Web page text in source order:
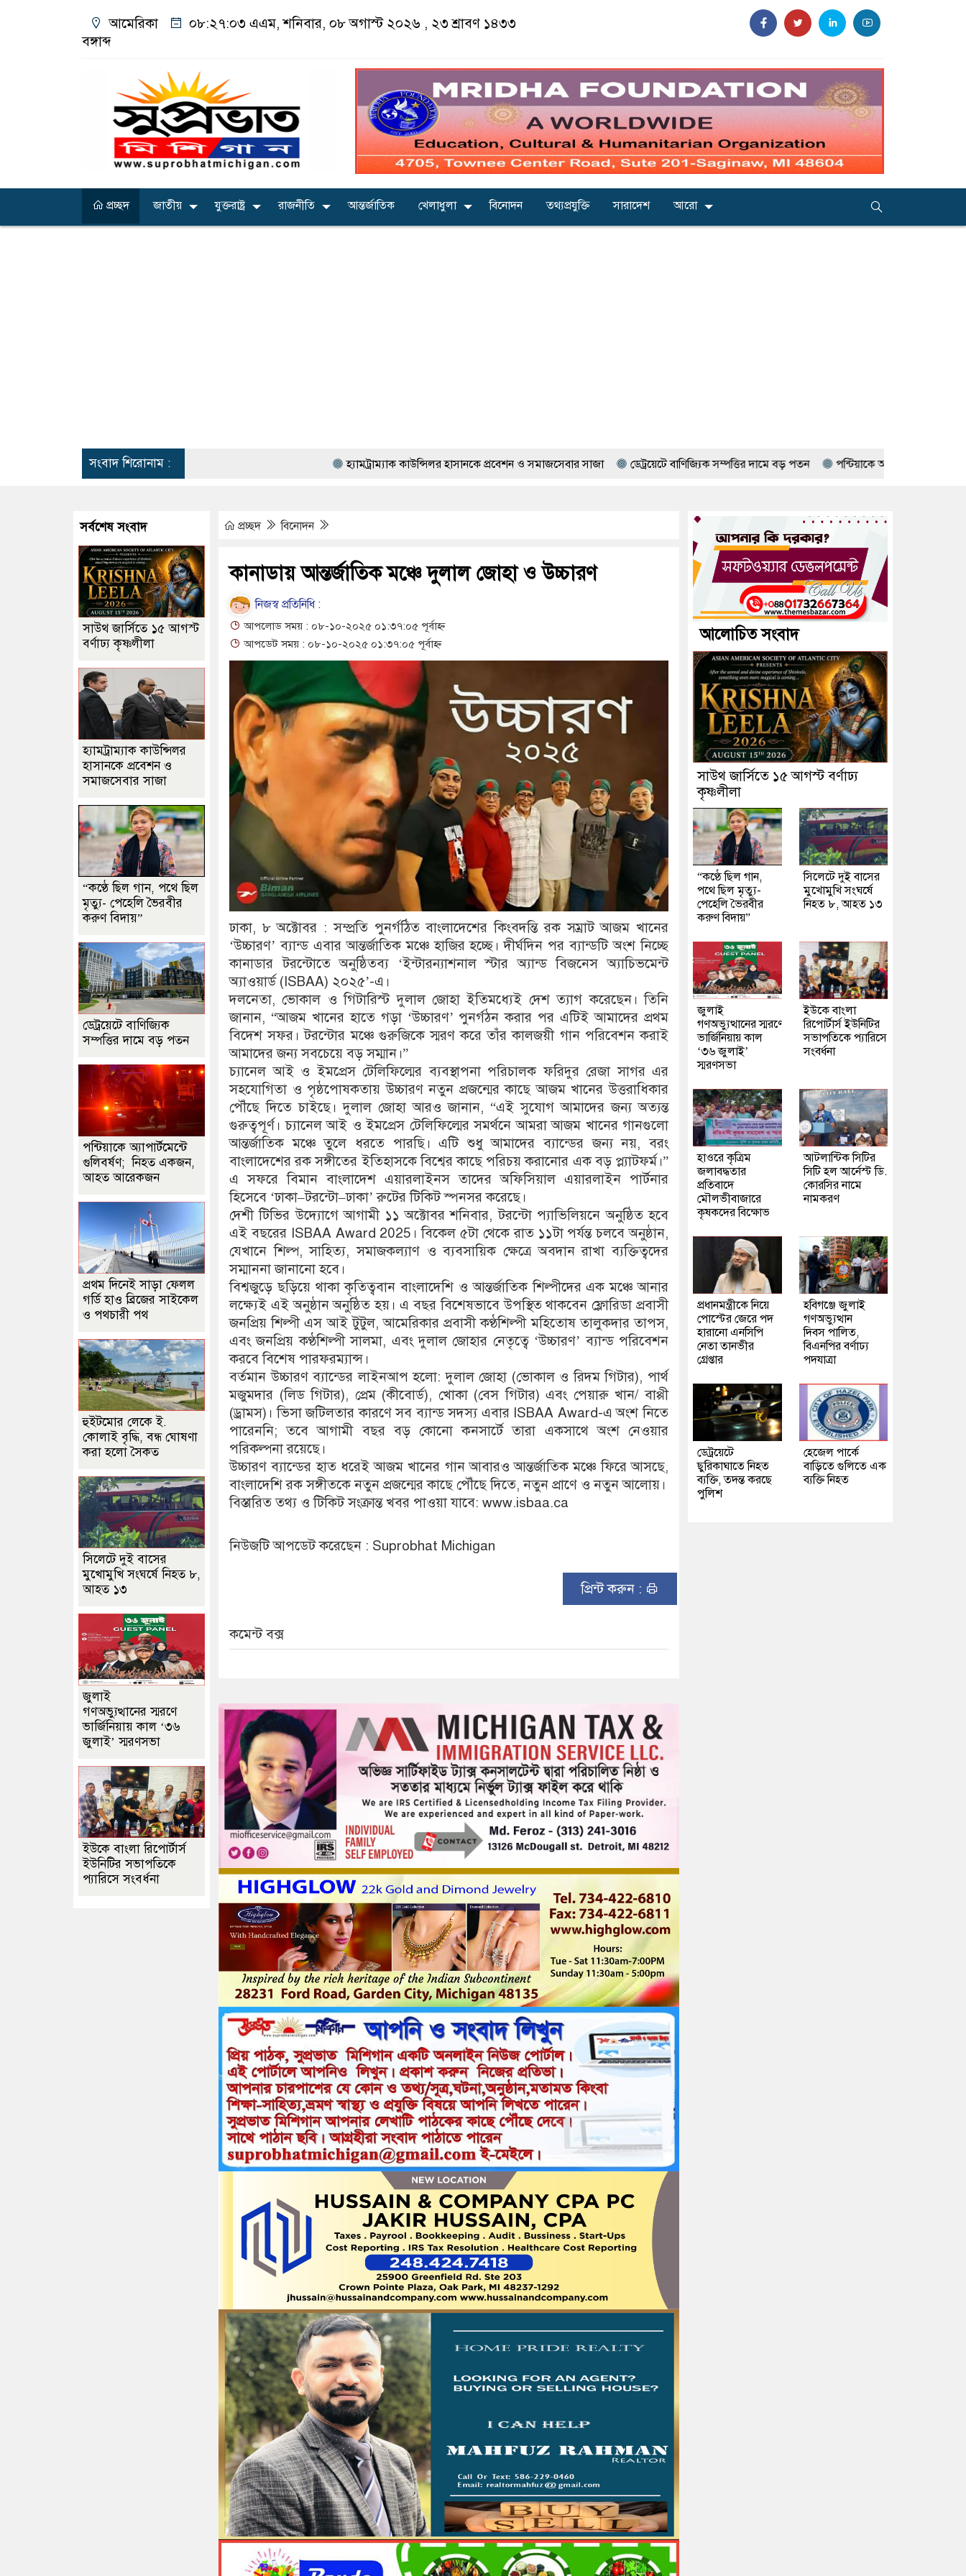
আমেরিকা ০৮:২৭:০৪ এএম, শনিবার, ০৮ অগাস্ট ২০২৬ , ২৩ শ্রাবণ ১৪৩৩
বঙ্গাব্দ
প্রচ্ছদ জাতীয় যুক্তরাষ্ট্র রাজনীতি আন্তর্জাতিক খেলাধুলা বিনোদন তথ্যপ্রযুক্তি সারাদেশ আরো
সংবাদ শিরোনাম : হ্যামট্রাম্যাক কাউন্সিলর হাসানকে প্রবেশন ও সমাজসেবার সাজা ডেট্রয়েটে বাণিজ্যিক সম্পত্তির দামে বড় পতন পন্টিয়াকে অ্যাপার্টমেন্টে গুলিবর্ষণ; নিহত
প্রচ্ছদ বিনোদন
কানাডায় আন্তর্জাতিক মঞ্চে দুলাল জোহা ও উচ্চারণ
নিজস্ব প্রতিনিধি :
আপলোড সময় : ০৮-১০-২০২৫ ০১:৩৭:০৫ পূর্বাহ্ন
আপডেট সময় : ০৮-১০-২০২৫ ০১:৩৭:০৫ পূর্বাহ্ন
ঢাকা, ৮ অক্টোবর : সম্প্রতি পুনর্গঠিত বাংলাদেশের কিংবদন্তি রক সম্রাট আজম খানের
‘উচ্চারণ’ ব্যান্ড এবার আন্তর্জাতিক মঞ্চে হাজির হচ্ছে। দীর্ঘদিন পর ব্যান্ডটি অংশ নিচ্ছে
কানাডার টরন্টোতে অনুষ্ঠিতব্য ‘ইন্টারন্যাশনাল স্টার অ্যান্ড বিজনেস অ্যাচিভমেন্ট
অ্যাওয়ার্ড (ISBAA) ২০২৫’-এ।
দলনেতা, ভোকাল ও গিটারিস্ট দুলাল জোহা ইতিমধ্যেই দেশ ত্যাগ করেছেন। তিনি
জানান, “আজম খানের হাতে গড়া ‘উচ্চারণ’ পুনর্গঠন করার পর এটিই আমাদের প্রথম
বিদেশ সফর। টরন্টোর মঞ্চে গুরুজিকে স্মরণ করে তাঁর কালজয়ী গান পরিবেশন করাই
আমাদের জন্য সবচেয়ে বড় সম্মান।”
চ্যানেল আই ও ইমপ্রেস টেলিফিল্মের ব্যবস্থাপনা পরিচালক ফরিদুর রেজা সাগর এর
সহযোগিতা ও পৃষ্ঠপোষকতায় উচ্চারণ নতুন প্রজন্মের কাছে আজম খানের উত্তরাধিকার
পৌঁছে দিতে চাইছে। দুলাল জোহা আরও জানান, “এই সুযোগ আমাদের জন্য অত্যন্ত
গুরুত্বপূর্ণ। চ্যানেল আই ও ইমপ্রেস টেলিফিল্মের সমর্থনে আমরা আজম খানের গানগুলো
আন্তর্জাতিক মঞ্চে তুলে ধরতে পারছি। এটি শুধু আমাদের ব্যান্ডের জন্য নয়, বরং
বাংলাদেশের রক সঙ্গীতের ইতিহাসকে বিশ্বের কাছে পরিচয় করানোর এক বড় প্ল্যাটফর্ম।”
এ সফরে বিমান বাংলাদেশ এয়ারলাইনস তাদের অফিসিয়াল এয়ারলাইন পার্টনার
হিসেবে ‘ঢাকা–টরন্টো–ঢাকা’ রুটের টিকিট স্পনসর করেছে।
দেশী টিভির উদ্যোগে আগামী ১১ অক্টোবর শনিবার, টরন্টো প্যাভিলিয়নে অনুষ্ঠিত হবে
এই বছরের ISBAA Award 2025। বিকেল ৫টা থেকে রাত ১১টা পর্যন্ত চলবে অনুষ্ঠান,
যেখানে শিল্প, সাহিত্য, সমাজকল্যাণ ও ব্যবসায়িক ক্ষেত্রে অবদান রাখা ব্যক্তিত্বদের
সম্মাননা জানানো হবে।
বিশ্বজুড়ে ছড়িয়ে থাকা কৃতিত্ববান বাংলাদেশি ও আন্তর্জাতিক শিল্পীদের এক মঞ্চে আনার
লক্ষ্যেই এই অনুষ্ঠান অনুষ্ঠিত হয়। এ বছর বিশেষভাবে উপস্থিত থাকবেন ফ্লোরিডা প্রবাসী
জনপ্রিয় শিল্পী এস আই টুটুল, আমেরিকার প্রবাসী কণ্ঠশিল্পী মহিতোষ তালুকদার তাপস,
এবং জনপ্রিয় কণ্ঠশিল্পী সালমা, এবং দুলাল জোহার নেতৃত্বে ‘উচ্চারণ’ ব্যান্ড পরিবেশন
করবে বিশেষ পারফরম্যান্স।
বর্তমান উচ্চারণ ব্যান্ডের লাইনআপ হলো: দুলাল জোহা (ভোকাল ও রিদম গিটার), পার্থ
মজুমদার (লিড গিটার), প্রেম (কীবোর্ড), খোকা (বেস গিটার) এবং পেয়ারু খান/ বাপ্পী
(ড্রামস)। ভিসা জটিলতার কারণে সব ব্যান্ড সদস্য এবার ISBAA Award-এ অংশ নিতে
পারেননি; তবে আগামী বছর বড় কোনো কনসার্টে তারা একসাথে অংশ নেওয়ার
পরিকল্পনা রয়েছে।
উচ্চারণ ব্যান্ডের হাত ধরেই আজম খানের গান আবারও আন্তর্জাতিক মঞ্চে ফিরে আসছে,
বাংলাদেশি রক সঙ্গীতকে নতুন প্রজন্মের কাছে পৌঁছে দিতে, নতুন প্রাণে ও নতুন আলোয়।
বিস্তারিত তথ্য ও টিকিট সংক্রান্ত খবর পাওয়া যাবে: www.isbaa.ca
নিউজটি আপডেট করেছেন : Suprobhat Michigan
প্রিন্ট করুন :
কমেন্ট বক্স
সর্বশেষ সংবাদ
সাউথ জার্সিতে ১৫ আগস্ট
বর্ণাঢ্য কৃষ্ণলীলা
হ্যামট্রাম্যাক কাউন্সিলর
হাসানকে প্রবেশন ও
সমাজসেবার সাজা
“কণ্ঠে ছিল গান, পথে ছিল
মৃত্যু- পেহেলি ভৈরবীর
করুণ বিদায়”
ডেট্রয়েটে বাণিজ্যিক
সম্পত্তির দামে বড় পতন
পন্টিয়াকে অ্যাপার্টমেন্টে
গুলিবর্ষণ; নিহত একজন,
আহত আরেকজন
প্রথম দিনেই সাড়া ফেলল
গর্ডি হাও ব্রিজের সাইকেল
ও পথচারী পথ
হুইটমোর লেকে ই.
কোলাই বৃদ্ধি, বন্ধ ঘোষণা
করা হলো সৈকত
সিলেটে দুই বাসের
মুখোমুখি সংঘর্ষে নিহত ৮,
আহত ১৩
জুলাই
গণঅভ্যুত্থানের স্মরণে
ভার্জিনিয়ায় কাল ‘৩৬
জুলাই’ স্মরণসভা
ইউকে বাংলা রিপোর্টার্স
ইউনিটির সভাপতিকে
প্যারিসে সংবর্ধনা
আলোচিত সংবাদ
সাউথ জার্সিতে ১৫ আগস্ট বর্ণাঢ্য
কৃষ্ণলীলা
“কণ্ঠে ছিল গান,
পথে ছিল মৃত্যু-
পেহেলি ভৈরবীর
করুণ বিদায়”
সিলেটে দুই বাসের
মুখোমুখি সংঘর্ষে
নিহত ৮, আহত ১৩
জুলাই
গণঅভ্যুত্থানের স্মরণে
ভার্জিনিয়ায় কাল
‘৩৬ জুলাই’
স্মরণসভা
ইউকে বাংলা
রিপোর্টার্স ইউনিটির
সভাপতিকে প্যারিসে
সংবর্ধনা
হাওরে কৃত্রিম
জলাবদ্ধতার
প্রতিবাদে
মৌলভীবাজারে
কৃষকদের বিক্ষোভ
আটলান্টিক সিটির
সিটি হল আর্নেস্ট ডি.
কোরসির নামে
নামকরণ
প্রধানমন্ত্রীকে নিয়ে
পোস্টের জেরে পদ
হারানো এনসিপি
নেতা তানভীর
গ্রেপ্তার
হবিগঞ্জে জুলাই
গণঅভ্যুত্থান
দিবস পালিত,
বিএনপির বর্ণাঢ্য
পদযাত্রা
ডেট্রয়েটে
ছুরিকাঘাতে নিহত
ব্যক্তি, তদন্ত করছে
পুলিশ
হেজেল পার্কে
বাড়িতে গুলিতে এক
ব্যক্তি নিহত